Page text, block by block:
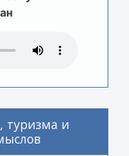
туризма и